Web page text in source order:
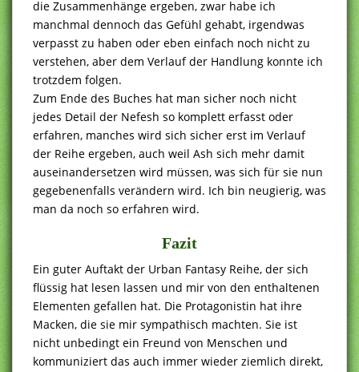
die Zusammenhänge ergeben, zwar habe ich
manchmal dennoch das Gefühl gehabt, irgendwas
verpasst zu haben oder eben einfach noch nicht zu
verstehen, aber dem Verlauf der Handlung konnte ich
trotzdem folgen.
Zum Ende des Buches hat man sicher noch nicht
jedes Detail der Nefesh so komplett erfasst oder
erfahren, manches wird sich sicher erst im Verlauf
der Reihe ergeben, auch weil Ash sich mehr damit
auseinandersetzen wird müssen, was sich für sie nun
gegebenenfalls verändern wird. Ich bin neugierig, was
man da noch so erfahren wird.
Fazit
Ein guter Auftakt der Urban Fantasy Reihe, der sich
flüssig hat lesen lassen und mir von den enthaltenen
Elementen gefallen hat. Die Protagonistin hat ihre
Macken, die sie mir sympathisch machten. Sie ist
nicht unbedingt ein Freund von Menschen und
kommuniziert das auch immer wieder ziemlich direkt,